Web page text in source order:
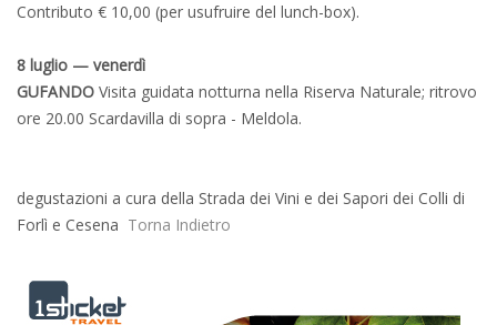
Contributo € 10,00 (per usufruire del lunch-box).
8 luglio — venerdì
GUFANDO Visita guidata notturna nella Riserva Naturale; ritrovo
ore 20.00 Scardavilla di sopra - Meldola.
degustazioni a cura della Strada dei Vini e dei Sapori dei Colli di
Forlì e Cesena Torna Indietro